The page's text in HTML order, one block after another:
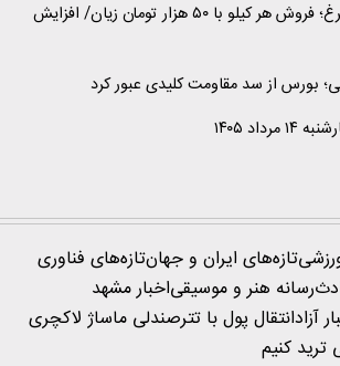
هشدار درباره بازار مرغ؛ فروش هر کیلو با ۵۰ هزار تومان زیان/ افزایش
۱۴۰۵
تازه‌های ایران و جهانتازه‌های فناوری
رسانه هنر و موسیقیاخبار مشهد
آزادانتقال پول با تترصندلی ماساژ لاکچری
کنیم